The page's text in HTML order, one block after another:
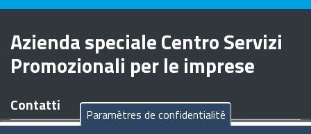
Azienda speciale Centro Servizi
Promozionali per le imprese
Contatti
Paramètres de confidentialité